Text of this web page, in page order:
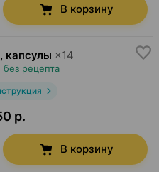
В корзину
капсулы ×14
без рецепта
р.
В корзину